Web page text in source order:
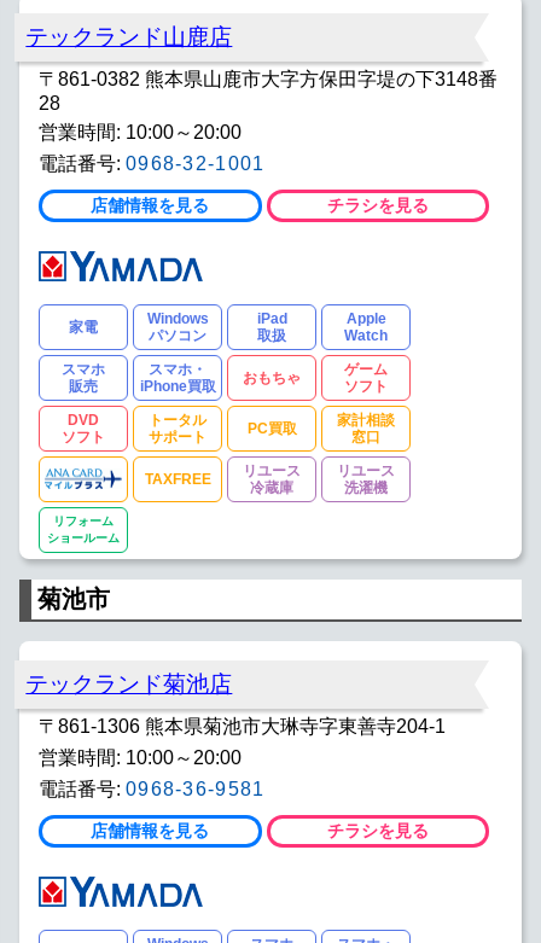
テックランド山鹿店
〒861-0382 熊本県山鹿市大字方保田字堤の下3148番
28
営業時間: 10:00～20:00
電話番号: 0968-32-1001
店舗情報を見る チラシを見る
家電
Windows
パソコン
iPad
取扱
Apple
Watch
スマホ
販売
スマホ・
iPhone買取
おもちゃ
ゲーム
ソフト
DVD
ソフト
トータル
サポート
PC買取
家計相談
窓口
TAXFREE
リユース
冷蔵庫
リユース
洗濯機
リフォーム
ショールーム
菊池市
テックランド菊池店
〒861-1306 熊本県菊池市大琳寺字東善寺204-1
営業時間: 10:00～20:00
電話番号: 0968-36-9581
店舗情報を見る チラシを見る